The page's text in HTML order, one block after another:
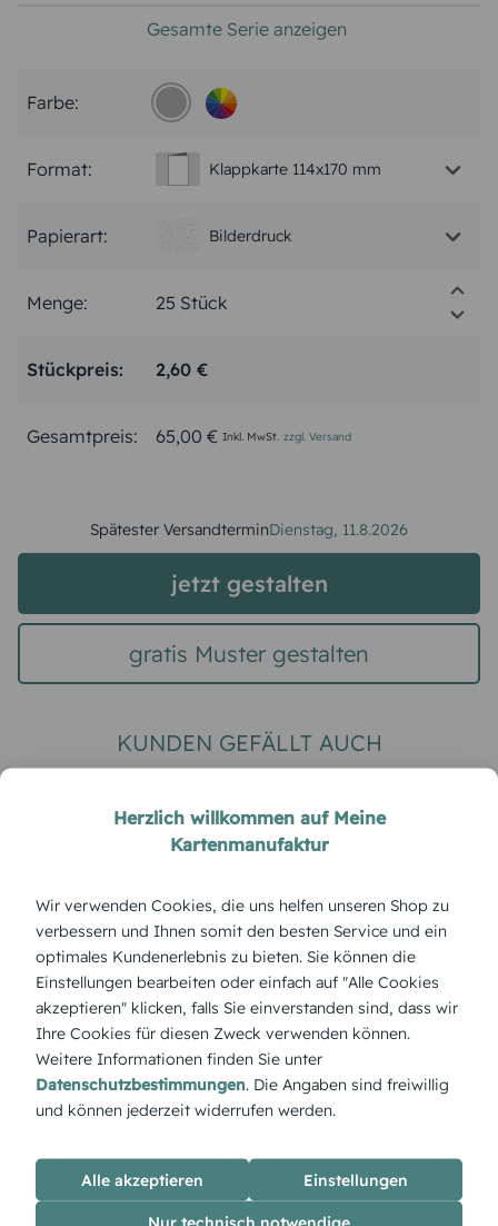
Gesamte Serie anzeigen
Farbe:
Format: Klappkarte 114x170 mm
Papierart: Bilderdruck
Menge:
Stückpreis: 2,60 €
Gesamtpreis: 65,00 € Inkl. MwSt. zzgl. Versand
Spätester VersandterminDienstag, 11.8.2026
jetzt gestalten
gratis Muster gestalten
KUNDEN GEFÄLLT AUCH
DANKSAGUNG TRAUER
Trauerdanksagung Licht &
Leben Pusteblume
DANKSAGUNG TRAUER
Trauerdanksagung
Produktbeschreibung
„Schilfweiher mit Foto“ verbindet die natürliche Ruhe eines
Herzlich willkommen auf Meine
Kartenmanufaktur
Wir verwenden Cookies, die uns helfen unseren Shop zu
verbessern und Ihnen somit den besten Service und ein
optimales Kundenerlebnis zu bieten. Sie können die
Einstellungen bearbeiten oder einfach auf "Alle Cookies
akzeptieren" klicken, falls Sie einverstanden sind, dass wir
Ihre Cookies für diesen Zweck verwenden können.
Weitere Informationen finden Sie unter
Datenschutzbestimmungen. Die Angaben sind freiwillig
und können jederzeit widerrufen werden.
Alle akzeptieren Einstellungen